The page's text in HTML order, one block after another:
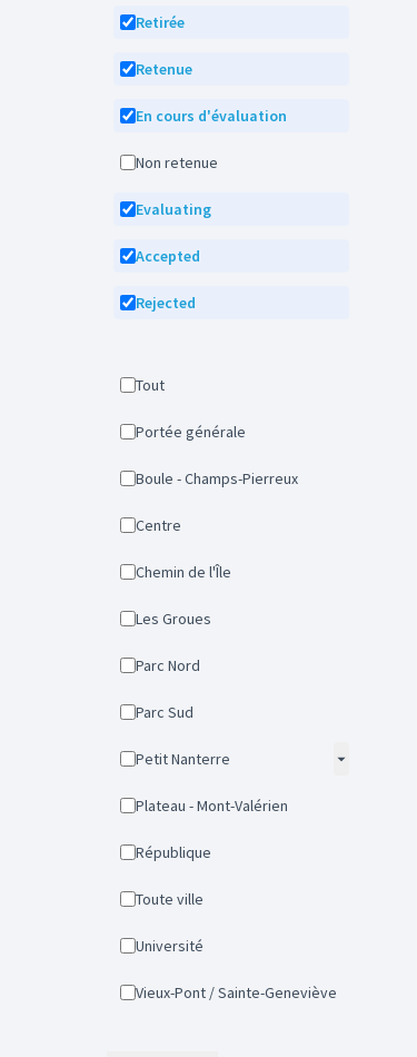
Retirée
Retenue
En cours d'évaluation
Non retenue
Evaluating
Accepted
Rejected
Tout
Portée générale
Boule - Champs-Pierreux
Centre
Chemin de l'Île
Les Groues
Parc Nord
Parc Sud
Petit Nanterre
Plateau - Mont-Valérien
République
Toute ville
Université
Vieux-Pont / Sainte-Geneviève